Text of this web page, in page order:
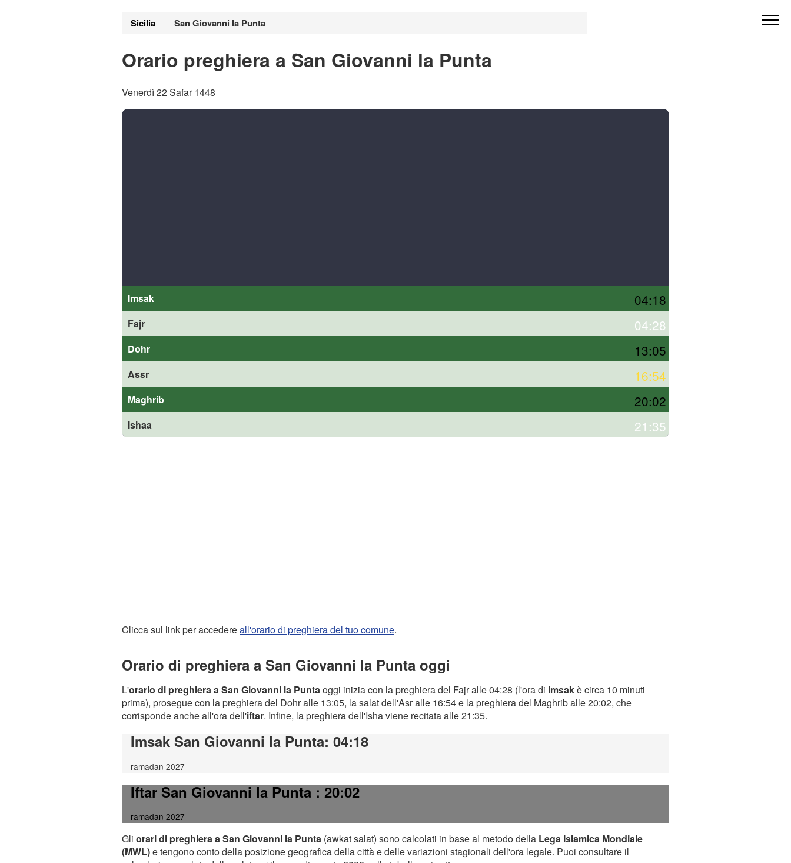
Sicilia San Giovanni la Punta
Orario preghiera a San Giovanni la Punta
Venerdì 22 Safar 1448
Imsak 04:18
Fajr 04:28
Dohr 13:05
Assr 16:54
Maghrib 20:02
Ishaa 21:35
Clicca sul link per accedereall'orario di preghiera del tuo comune.
Orario di preghiera a San Giovanni la Punta oggi
L'orario di preghiera a San Giovanni la Puntaoggi inizia con la preghiera del Fajr alle 04:28 (l'ora di imsakè circa 10 minuti
prima), prosegue con la preghiera del Dohr alle 13:05, la salat dell'Asr alle 16:54 e la preghiera del Maghrib alle 20:02, che
corrisponde anche all'ora dell'iftar. Infine, la preghiera dell'Isha viene recitata alle 21:35.
Imsak San Giovanni la Punta: 04:18
ramadan 2027
Iftar San Giovanni la Punta: 20:02
ramadan 2027
Gli orari di preghiera a San Giovanni la Punta (awkat salat) sono calcolati in base al metodo della Lega Islamica Mondiale
(MWL)e tengono conto della posizione geografica della città e delle variazioni stagionali dell'ora legale. Puoi consultare il